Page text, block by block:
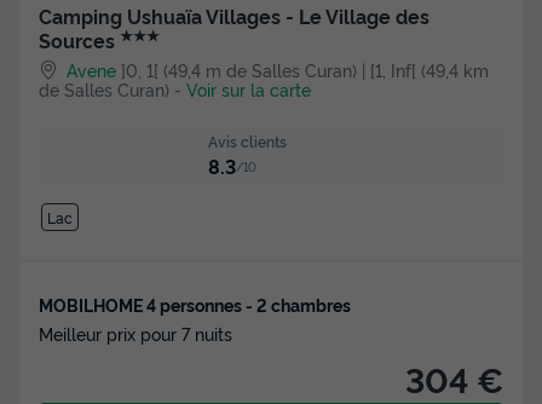
Camping Ushuaïa Villages - Le Village des
Sources ★★★
Avene ]0, 1[ (49,4 m de Salles Curan) | [1, Inf[ (49,4 km
de Salles Curan) - Voir sur la carte
Avis clients
8.3/10
Lac
MOBILHOME 4 personnes - 2 chambres
Meilleur prix pour 7 nuits
304 €